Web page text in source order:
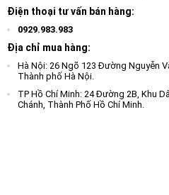
Điện thoại tư vấn bán hàng:
0929.983.983
Địa chỉ mua hàng:
Hà Nội: 26 Ngõ 123 Đường Nguyễn
Thành phố Hà Nội.
TP Hồ Chí Minh: 24 Đường 2B, Khu
Chánh, Thành Phố Hồ Chí Minh.